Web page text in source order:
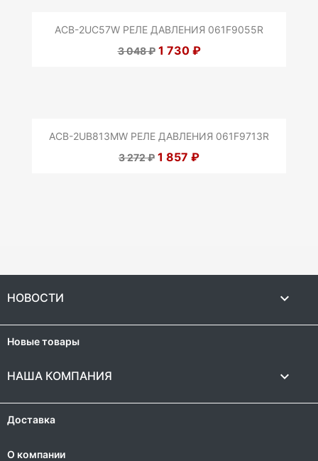
ACB-2UC57W РЕЛЕ ДАВЛЕНИЯ 061F9055R
3 048 ₽ 1 730 ₽
ACB-2UB813MW РЕЛЕ ДАВЛЕНИЯ 061F9713R
3 272 ₽ 1 857 ₽
НОВОСТИ 
Новые товары
НАША КОМПАНИЯ 
Доставка
О компании